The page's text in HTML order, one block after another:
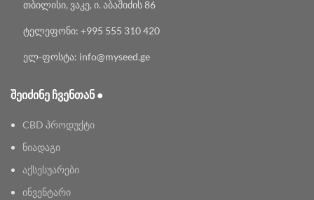
თბილისი, ვაკე, ი. აბაშიძის 86
ტელეფონი: +995 555 310 420
ელ-ფოსტა: info@myseed.ge
ᲨᲔᲘᲫᲘᲜᲔ ᲩᲕᲔᲜᲗᲐᲜ •
CBD პროდუქტი
ნიადაგი
აქსესუარები
ინვენტარი